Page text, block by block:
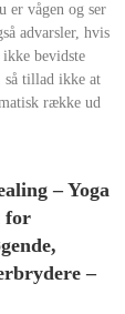
er vågen og ser
advarsler, hvis
bevidste
så tillad ikke at
række ud
– Yoga
for
–